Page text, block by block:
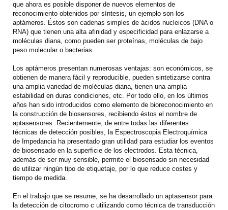
que ahora es posible disponer de nuevos elementos de
reconocimiento obtenidos por síntesis, un ejemplo son los
aptámeros. Éstos son cadenas simples de ácidos nucleicos (DNA o
RNA) que tienen una alta afinidad y especificidad para enlazarse a
moléculas diana, como pueden ser proteínas, moléculas de bajo
peso molecular o bacterias.
Los aptámeros presentan numerosas ventajas: son económicos, se
obtienen de manera fácil y reproducible, pueden sintetizarse contra
una amplia variedad de moléculas diana, tienen una amplia
estabilidad en duras condiciones, etc. Por todo ello, en los últimos
años han sido introducidos como elemento de bioreconocimiento en
la construcción de biosensores, recibiendo éstos el nombre de
aptasensores. Recientemente, de entre todas las diferentes
técnicas de detección posibles, la Espectroscopia Electroquímica
de Impedancia ha presentado gran utilidad para estudiar los eventos
de biosensado en la superficie de los electrodos. Esta técnica,
además de ser muy sensible, permite el biosensado sin necesidad
de utilizar ningún tipo de etiquetaje, por lo que reduce costes y
tiempo de medida.
En el trabajo que se resume, se ha desarrollado un aptasensor para
la detección de citocromo c utilizando como técnica de transducción